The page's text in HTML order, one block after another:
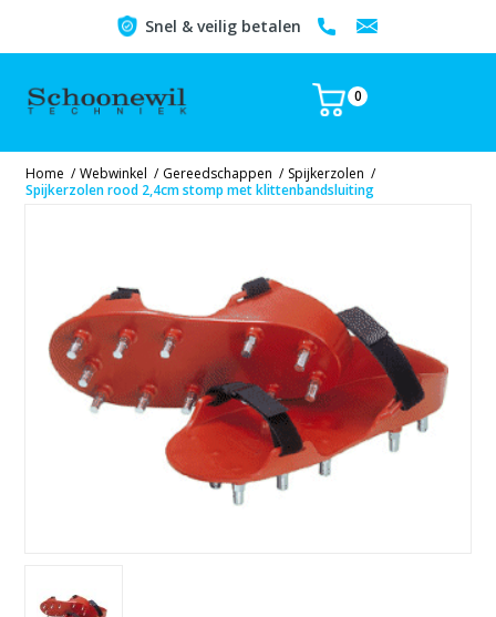
Snel & veilig betalen
0
Home / Webwinkel / Gereedschappen / Spijkerzolen /
Spijkerzolen rood 2,4cm stomp met klittenbandsluiting